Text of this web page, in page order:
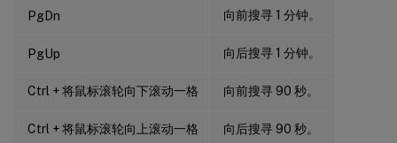
PgDn 向前搜寻 1 分钟。
PgUp 向后搜寻 1 分钟。
Ctrl + 将鼠标滚轮向下滚动一格 向前搜寻 90 秒。
Ctrl + 将鼠标滚轮向上滚动一格 向后搜寻 90 秒。